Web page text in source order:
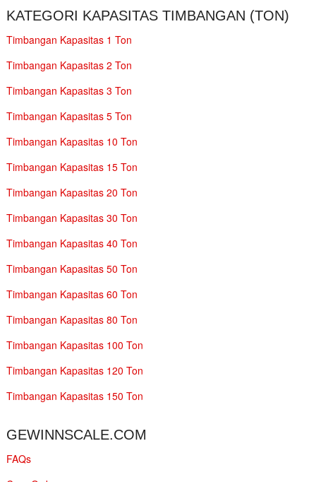
KATEGORI KAPASITAS TIMBANGAN (TON)
Timbangan Kapasitas 1 Ton
Timbangan Kapasitas 2 Ton
Timbangan Kapasitas 3 Ton
Timbangan Kapasitas 5 Ton
Timbangan Kapasitas 10 Ton
Timbangan Kapasitas 15 Ton
Timbangan Kapasitas 20 Ton
Timbangan Kapasitas 30 Ton
Timbangan Kapasitas 40 Ton
Timbangan Kapasitas 50 Ton
Timbangan Kapasitas 60 Ton
Timbangan Kapasitas 80 Ton
Timbangan Kapasitas 100 Ton
Timbangan Kapasitas 120 Ton
Timbangan Kapasitas 150 Ton
GEWINNSCALE.COM
FAQs